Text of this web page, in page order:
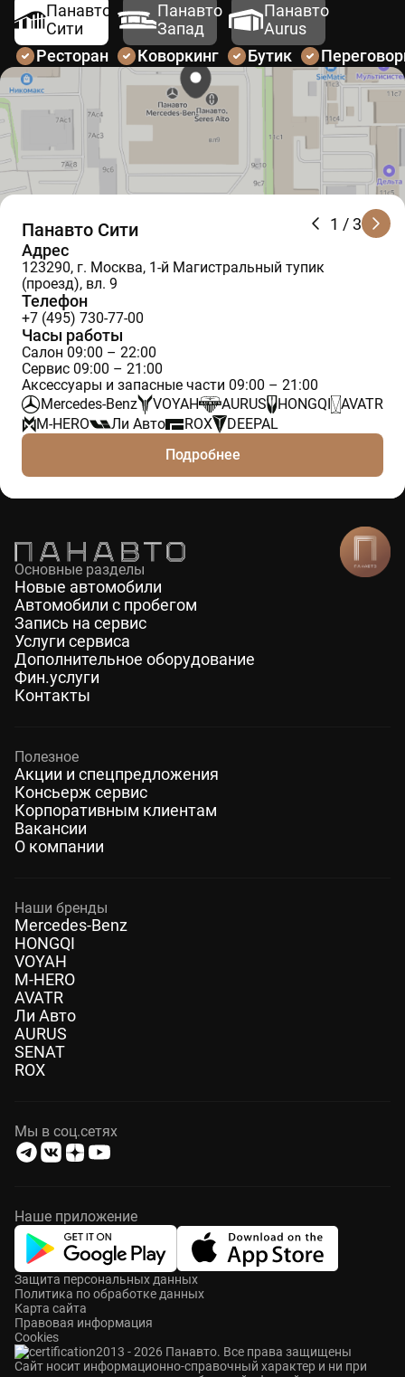
Панавто
Сити
Панавто
Запад
Панавто
Aurus
Ресторан
Коворкинг Бутик
1 / 3
Панавто Сити
Адрес
123290, г. Москва, 1-й Магистральный тупик
(проезд), вл. 9
Телефон
+7 (495) 730-77-00
Часы работы
Салон 09:00 – 22:00
Сервис 09:00 – 21:00
Аксессуары и запасные части 09:00 – 21:00
Mercedes-Benz
VOYAH AURUS HONGQI
AVATR
M-HERO
Ли Авто ROX
DEEPAL
Подробнее
Основные разделы
Новые автомобили
Автомобили с пробегом
Запись на сервис
Услуги сервиса
Дополнительное оборудование
Фин.услуги
Контакты
Полезное
Акции и спецпредложения
Консьерж сервис
Корпоративным клиентам
Вакансии
О компании
Наши бренды
Mercedes-Benz
HONGQI
VOYAH
M-HERO
AVATR
Ли Авто
AURUS
SENAT
ROX
Мы в соц.сетях
Наше приложение
2013 - 2026 Панавто. Все права защищены
Cайт носит информационно-справочный характер и ни при
Защита персональных данных
Политика по обработке данных
Карта сайта
Правовая информация
Cookies